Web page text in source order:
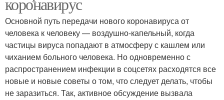
Основной путь передачи нового коронавируса от
человека к человеку — воздушно-капельный, когда
частицы вируса попадают в атмосферу с кашлем или
чиханием больного человека. Но одновременно с
распространением инфекции в соцсетях расходятся все
новые и новые советы о том, что следует делать, чтобы
не заразиться. Так, активное обсуждение вызвала